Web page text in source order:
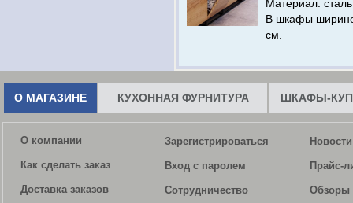
Материал:
В шкафы
см.
О МАГАЗИНЕ КУХОННАЯ ФУРНИТУРА ШКАФЫ-
О компании
Как сделать заказ
Доставка заказов
Зарегистрироваться
Вход с паролем
Сотрудничество
Новости
Прайс-
Обзоры